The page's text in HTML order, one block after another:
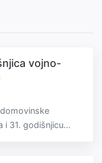
vojno-
i 31. godišnjicu...